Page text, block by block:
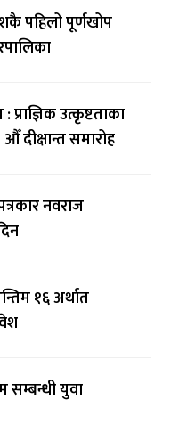
पहिलो पूर्णखोप
प्राज्ञिक उत्कृष्टताका
दीक्षान्त समारोह
नवराज
१६ अर्थात
सम्बन्धी युवा